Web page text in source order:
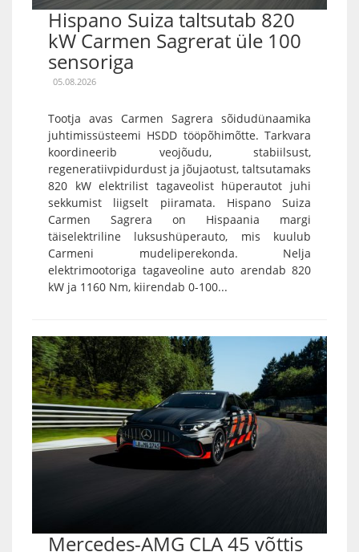
Hispano Suiza taltsutab 820
kW Carmen Sagrerat üle 100
sensoriga
05.08.2026
Tootja avas Carmen Sagrera sõidudünaamika
juhtimissüsteemi HSDD tööpõhimõtte. Tarkvara
koordineerib veojõudu, stabiilsust,
regeneratiivpidurdust ja jõujaotust, taltsutamaks
820 kW elektrilist tagaveolist hüperautot juhi
sekkumist liigselt piiramata. Hispano Suiza
Carmen Sagrera on Hispaania margi
täiselektriline luksushüperauto, mis kuulub
Carmeni mudeliperekonda. Nelja
elektrimootoriga tagaveoline auto arendab 820
kW ja 1160 Nm, kiirendab 0-100...
Mercedes-AMG CLA 45 võttis